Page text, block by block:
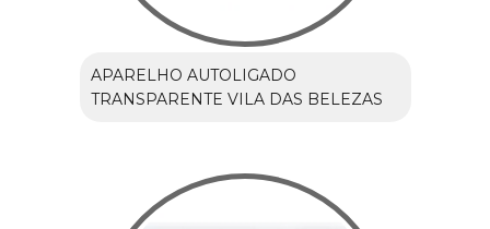
APARELHO AUTOLIGADO
TRANSPARENTE VILA DAS BELEZAS